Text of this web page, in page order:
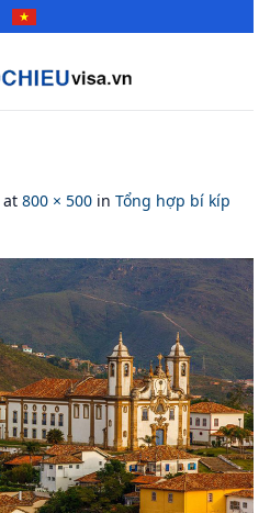
at 800 × 500 in Tổng hợp bí kíp